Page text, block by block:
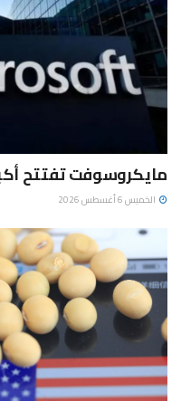
مايكروسوفت تفتتح
الخميس 6 أغسطس 2026